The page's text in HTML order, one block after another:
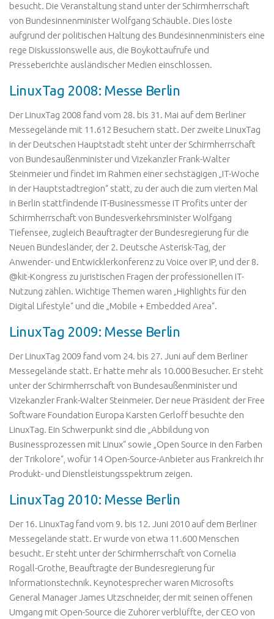
besucht. Die Veranstaltung stand unter der Schirmherrschaft
von Bundesinnenminister Wolfgang Schäuble. Dies löste
aufgrund der politischen Haltung des Bundesinnenministers eine
rege Diskussionswelle aus, die Boykottaufrufe und
Presseberichte ausländischer Medien einschlossen.
LinuxTag 2008: Messe Berlin
Der LinuxTag 2008 fand vom 28. bis 31. Mai auf dem Berliner
Messegelände mit 11.612 Besuchern statt. Der zweite LinuxTag
in der Deutschen Hauptstadt steht unter der Schirmherrschaft
von Bundesaußenminister und Vizekanzler Frank-Walter
Steinmeier und findet im Rahmen einer sechstägigen „IT-Woche
in der Hauptstadtregion“ statt, zu der auch die zum vierten Mal
in Berlin stattfindende IT-Businessmesse IT Profits unter der
Schirmherrschaft von Bundesverkehrsminister Wolfgang
Tiefensee, zugleich Beauftragter der Bundesregierung für die
Neuen Bundesländer, der 2. Deutsche Asterisk-Tag, der
Anwender- und Entwicklerkonferenz zu Voice over IP, und der 8.
@kit-Kongress zu juristischen Fragen der professionellen IT-
Nutzung zählen. Wichtige Themen waren „Highlights für den
Digital Lifestyle“ und die „Mobile + Embedded Area“.
LinuxTag 2009: Messe Berlin
Der LinuxTag 2009 fand vom 24. bis 27. Juni auf dem Berliner
Messegelände statt. Er hatte mehr als 10.000 Besucher. Er steht
unter der Schirmherrschaft von Bundesaußenminister und
Vizekanzler Frank-Walter Steinmeier. Der neue Präsident der Free
Software Foundation Europa Karsten Gerloff besuchte den
LinuxTag. Ein Schwerpunkt sind die „Abbildung von
Businessprozessen mit Linux“ sowie „Open Source in den Farben
der Trikolore“, wofür 14 Open-Source-Anbieter aus Frankreich ihr
Produkt- und Dienstleistungsspektrum zeigen.
LinuxTag 2010: Messe Berlin
Der 16. LinuxTag fand vom 9. bis 12. Juni 2010 auf dem Berliner
Messegelände statt. Er wurde von etwa 11.600 Menschen
besucht. Er steht unter der Schirmherrschaft von Cornelia
Rogall-Grothe, Beauftragte der Bundesregierung für
Informationstechnik. Keynotesprecher waren Microsofts
General Manager James Utzschneider, der mit seinen offenen
Umgang mit Open-Source die Zuhörer verblüffte, der CEO von